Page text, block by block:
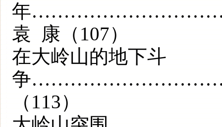
年
袁 康（107）
在大岭山的地下斗
争
（113）